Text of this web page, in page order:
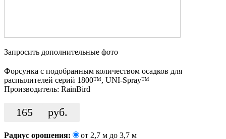
Запросить дополнительные фото
Форсунка с подобранным количеством осадков для
распылителей серий 1800™, UNI-Spray™
Производитель: RainBird
165 руб.
Радиус орошения:
от 2,7 м до 3,7 м